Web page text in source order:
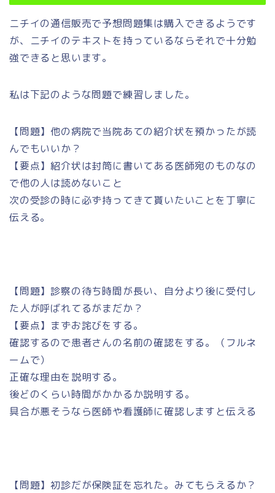
ニチイの通信販売で予想問題集は購入できるようです
が、ニチイのテキストを持っているならそれで十分勉
強できると思います。
私は下記のような問題で練習しました。
【問題】他の病院で当院あての紹介状を預かったが読
んでもいいか？
【要点】紹介状は封筒に書いてある医師宛のものなの
で他の人は読めないこと
次の受診の時に必ず持ってきて貰いたいことを丁寧に
伝える。
【問題】診察の待ち時間が長い、自分より後に受付し
た人が呼ばれてるがまだか？
【要点】まずお詫びをする。
確認するので患者さんの名前の確認をする。（フルネ
ームで）
正確な理由を説明する。
後どのくらい時間がかかるか説明する。
具合が悪そうなら医師や看護師に確認しますと伝える
【問題】初診だが保険証を忘れた。みてもらえるか？